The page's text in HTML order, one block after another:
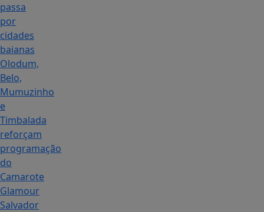
passa
por
cidades
baianas
Olodum,
Belo,
Mumuzinho
e
Timbalada
reforçam
programação
do
Camarote
Glamour
Salvador